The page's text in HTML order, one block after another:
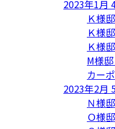
2023年1月
Ｋ様邸
Ｋ様邸
Ｋ様邸
M様邸
カー
2023年2月
Ｎ様邸
Ｏ様邸